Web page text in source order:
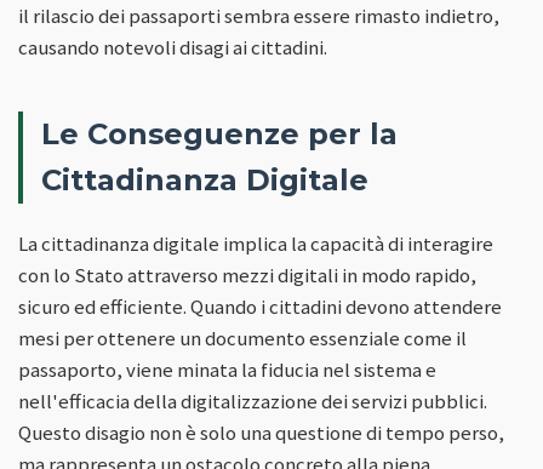
il rilascio dei passaporti sembra essere rimasto indietro,
causando notevoli disagi ai cittadini.
Le Conseguenze per la
Cittadinanza Digitale
La cittadinanza digitale implica la capacità di interagire
con lo Stato attraverso mezzi digitali in modo rapido,
sicuro ed efficiente. Quando i cittadini devono attendere
mesi per ottenere un documento essenziale come il
passaporto, viene minata la fiducia nel sistema e
nell'efficacia della digitalizzazione dei servizi pubblici.
Questo disagio non è solo una questione di tempo perso,